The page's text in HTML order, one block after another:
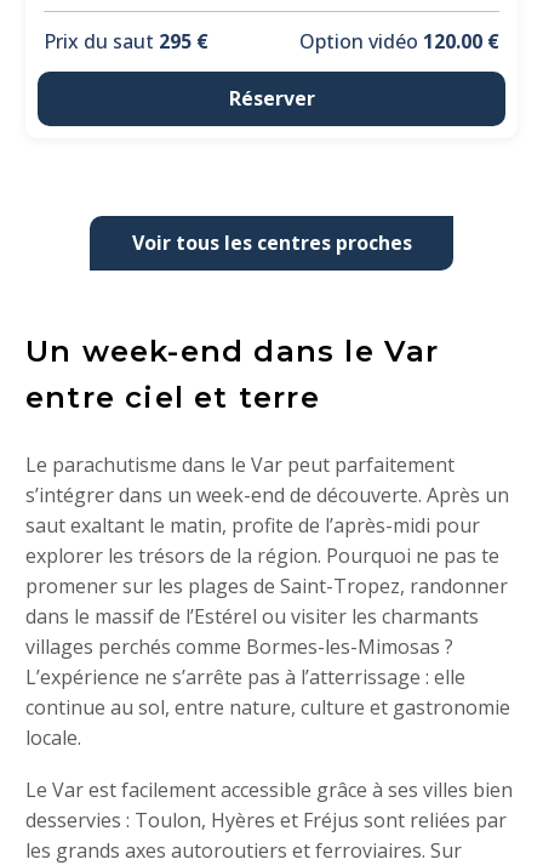
Prix du saut 295 € Option vidéo 120.00 €
Réserver
Voir tous les centres proches
Un week-end dans le Var
entre ciel et terre
Le parachutisme dans le Var peut parfaitement
s’intégrer dans un week-end de découverte. Après un
saut exaltant le matin, profite de l’après-midi pour
explorer les trésors de la région. Pourquoi ne pas te
promener sur les plages de Saint-Tropez, randonner
dans le massif de l’Estérel ou visiter les charmants
villages perchés comme Bormes-les-Mimosas ?
L’expérience ne s’arrête pas à l’atterrissage : elle
continue au sol, entre nature, culture et gastronomie
locale.
Le Var est facilement accessible grâce à ses villes bien
desservies : Toulon, Hyères et Fréjus sont reliées par
les grands axes autoroutiers et ferroviaires. Sur